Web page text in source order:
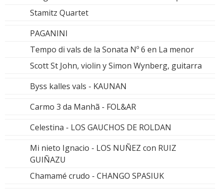
Stamitz Quartet
PAGANINI
Tempo di vals de la Sonata Nº 6 en La menor
Scott St John, violin y Simon Wynberg, guitarra
Byss kalles vals - KAUNAN
Carmo 3 da Manhã - FOL&AR
Celestina - LOS GAUCHOS DE ROLDAN
Mi nieto Ignacio - LOS NUÑEZ con RUIZ
GUIÑAZU
Chamamé crudo - CHANGO SPASIUK